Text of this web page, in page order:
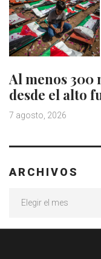
Al menos 300
desde el alto
7 agosto, 2026
ARCHIVOS